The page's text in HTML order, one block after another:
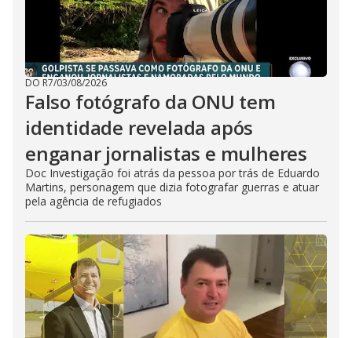
DO R7/03/08/2026
Falso fotógrafo da ONU tem
identidade revelada após
enganar jornalistas e mulheres
Doc Investigação foi atrás da pessoa por trás de Eduardo
Martins, personagem que dizia fotografar guerras e atuar
pela agência de refugiados